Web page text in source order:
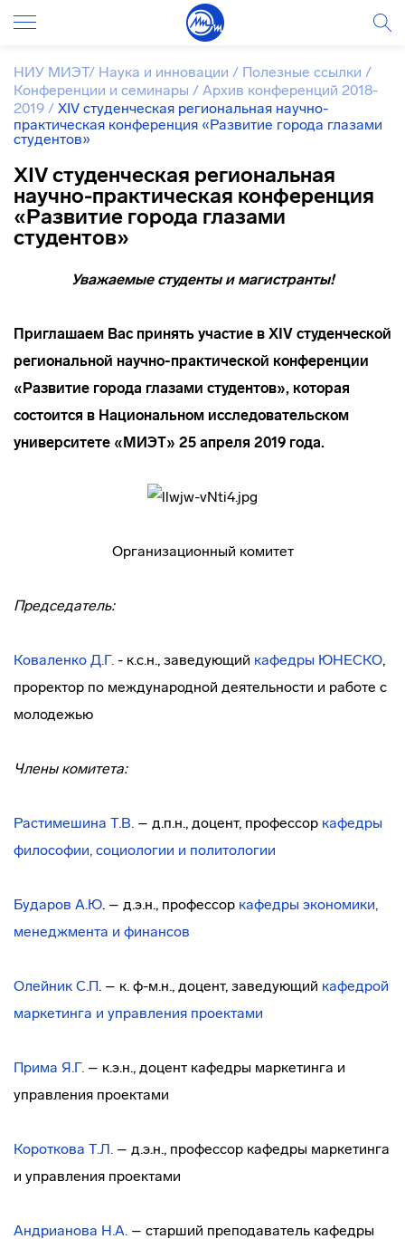
НИУ МИЭТ/ Наука и инновации / Полезные ссылки /
Конференции и семинары / Архив конференций 2018-
2019 / XIV студенческая региональная научно-
практическая конференция «Развитие города глазами
студентов»
XIV студенческая региональная
научно-практическая конференция
«Развитие города глазами
студентов»
Уважаемые студенты и магистранты!
Приглашаем Вас принять участие в XIV студенческой
региональной научно-практической конференции
«Развитие города глазами студентов», которая
состоится в Национальном исследовательском
университете «МИЭТ» 25 апреля 2019 года.
Организационный комитет
Председатель:
Коваленко Д.Г. - к.с.н., заведующий кафедры ЮНЕСКО,
проректор по международной деятельности и работе с
молодежью
Члены комитета:
Растимешина Т.В. – д.п.н., доцент, профессор кафедры
философии, социологии и политологии
Бударов А.Ю. – д.э.н., профессор кафедры экономики,
менеджмента и финансов
Олейник С.П. – к. ф-м.н., доцент, заведующий кафедрой
маркетинга и управления проектами
Прима Я.Г. – к.э.н., доцент кафедры маркетинга и
управления проектами
Короткова Т.Л. – д.э.н., профессор кафедры маркетинга
и управления проектами
Андрианова Н.А. – старший преподаватель кафедры